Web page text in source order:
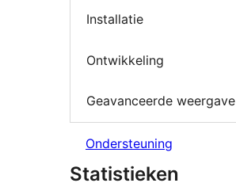
Installatie
Ontwikkeling
Geavanceerde weergave
Ondersteuning
Statistieken